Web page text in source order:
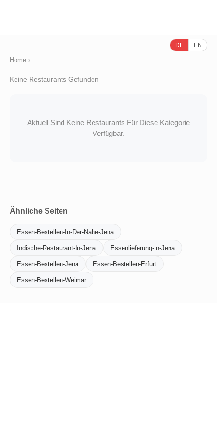
DE EN
Home ›
Keine Restaurants Gefunden
Aktuell Sind Keine Restaurants Für Diese Kategorie
Verfügbar.
Ähnliche Seiten
Essen-Bestellen-In-Der-Nahe-Jena
Indische-Restaurant-In-Jena Essenlieferung-In-Jena
Essen-Bestellen-Jena Essen-Bestellen-Erfurt
Essen-Bestellen-Weimar